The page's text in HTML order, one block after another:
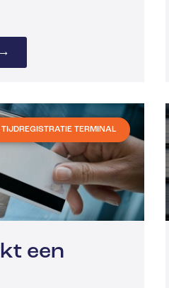
TERMINAL
een